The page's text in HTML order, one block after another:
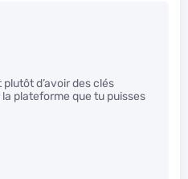
d’avoir des clés
plateforme que tu puisses